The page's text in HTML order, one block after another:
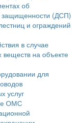
об
защищенности (ДСП)
и ограждений
в случае
веществ на объекте
для
услуг
ОМС